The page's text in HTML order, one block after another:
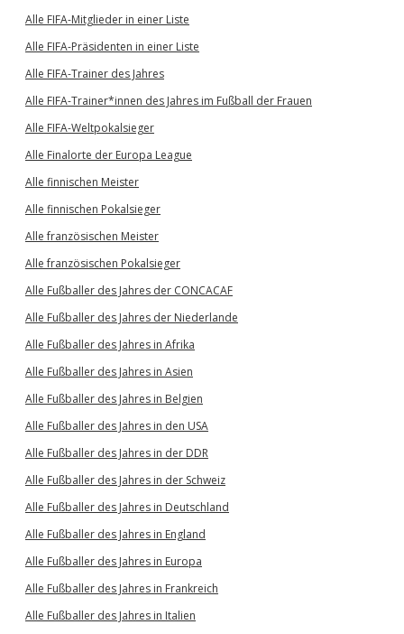
Alle FIFA-Mitglieder in einer Liste
Alle FIFA-Präsidenten in einer Liste
Alle FIFA-Trainer des Jahres
Alle FIFA-Trainer*innen des Jahres im Fußball der Frauen
Alle FIFA-Weltpokalsieger
Alle Finalorte der Europa League
Alle finnischen Meister
Alle finnischen Pokalsieger
Alle französischen Meister
Alle französischen Pokalsieger
Alle Fußballer des Jahres der CONCACAF
Alle Fußballer des Jahres der Niederlande
Alle Fußballer des Jahres in Afrika
Alle Fußballer des Jahres in Asien
Alle Fußballer des Jahres in Belgien
Alle Fußballer des Jahres in den USA
Alle Fußballer des Jahres in der DDR
Alle Fußballer des Jahres in der Schweiz
Alle Fußballer des Jahres in Deutschland
Alle Fußballer des Jahres in England
Alle Fußballer des Jahres in Europa
Alle Fußballer des Jahres in Frankreich
Alle Fußballer des Jahres in Italien